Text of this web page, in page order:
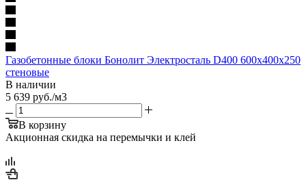
Газобетонные блоки Бонолит Электросталь D400 600х400х250
стеновые
В наличии
5 639 руб./м3
В корзину
Акционная скидка на перемычки и клей